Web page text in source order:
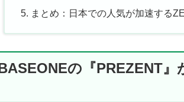
まとめ：日本での人気が加速する
の『PREZENT